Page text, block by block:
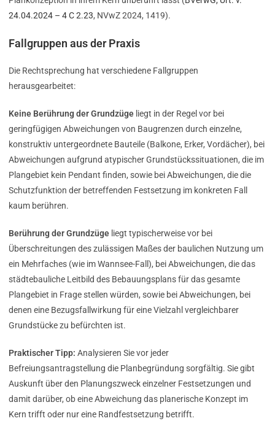
24.04.2024 – 4 C 2.23, NVwZ 2024, 1419).
Fallgruppen aus der Praxis
Die Rechtsprechung hat verschiedene Fallgruppen
herausgearbeitet:
Keine Berührung der Grundzüge liegt in der Regel vor bei
geringfügigen Abweichungen von Baugrenzen durch einzelne,
konstruktiv untergeordnete Bauteile (Balkone, Erker, Vordächer), bei
Abweichungen aufgrund atypischer Grundstückssituationen, die im
Plangebiet kein Pendant finden, sowie bei Abweichungen, die die
Schutzfunktion der betreffenden Festsetzung im konkreten Fall
kaum berühren.
Berührung der Grundzüge liegt typischerweise vor bei
Überschreitungen des zulässigen Maßes der baulichen Nutzung um
ein Mehrfaches (wie im Wannsee-Fall), bei Abweichungen, die das
städtebauliche Leitbild des Bebauungsplans für das gesamte
Plangebiet in Frage stellen würden, sowie bei Abweichungen, bei
denen eine Bezugsfallwirkung für eine Vielzahl vergleichbarer
Grundstücke zu befürchten ist.
Praktischer Tipp: Analysieren Sie vor jeder
Befreiungsantragstellung die Planbegründung sorgfältig. Sie gibt
Auskunft über den Planungszweck einzelner Festsetzungen und
damit darüber, ob eine Abweichung das planerische Konzept im
Kern trifft oder nur eine Randfestsetzung betrifft.